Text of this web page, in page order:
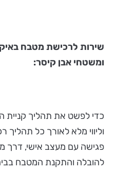
שירות לרכישת מטבח
ומשטחי אבן קיסר:
כדי לפשט את תהליך קניית
וליווי מלא לאורך כל
פגישה עם מעצב אישי, דרך
להובלה והתקנת המטבח